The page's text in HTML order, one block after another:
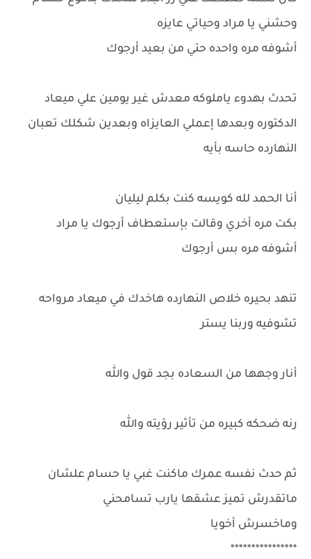
وحشني يا مراد وحياتي عايزه
أشوفه مره واحده حتي من بعيد أرجوك
تحدث بهدوء ياملوكه معدش غير يومين علي ميعاد
الدكتوره وبعدها إعملي العايزاه وبعدين شكلك تعبان
النهارده حاسه بأيه
أنا الحمد لله كويسه كنت بكلم ليليان
بكت مره أخري وقالت بإستعطاف أرجوك يا مراد
أشوفه مره بس أرجوك
تنهد بحيره خلاص النهارده هاخدك في ميعاد مرواحه
تشوفيه وربنا يستر
أنار وجهها من السعاده بجد قول والله
رنه ضحكه كبيره من تأثير رؤيته والله
ثم حدث نفسه عمرك ماكنت غبي يا حسام علشان
ماتقدرش تميز عشقها يارب تسامحني
وماخسرش أخويا
****************